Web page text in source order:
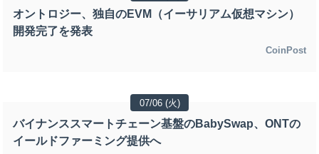
オントロジー、独自のEVM（イーサリアム仮想マシン）
開発完了を発表
CoinPost
07/06 (火)
バイナンススマートチェーン基盤のBabySwap、ONTの
イールドファーミング提供へ